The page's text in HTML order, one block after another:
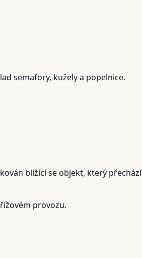
semafory, kužely a popelnice.
blížící se objekt, který
provozu.